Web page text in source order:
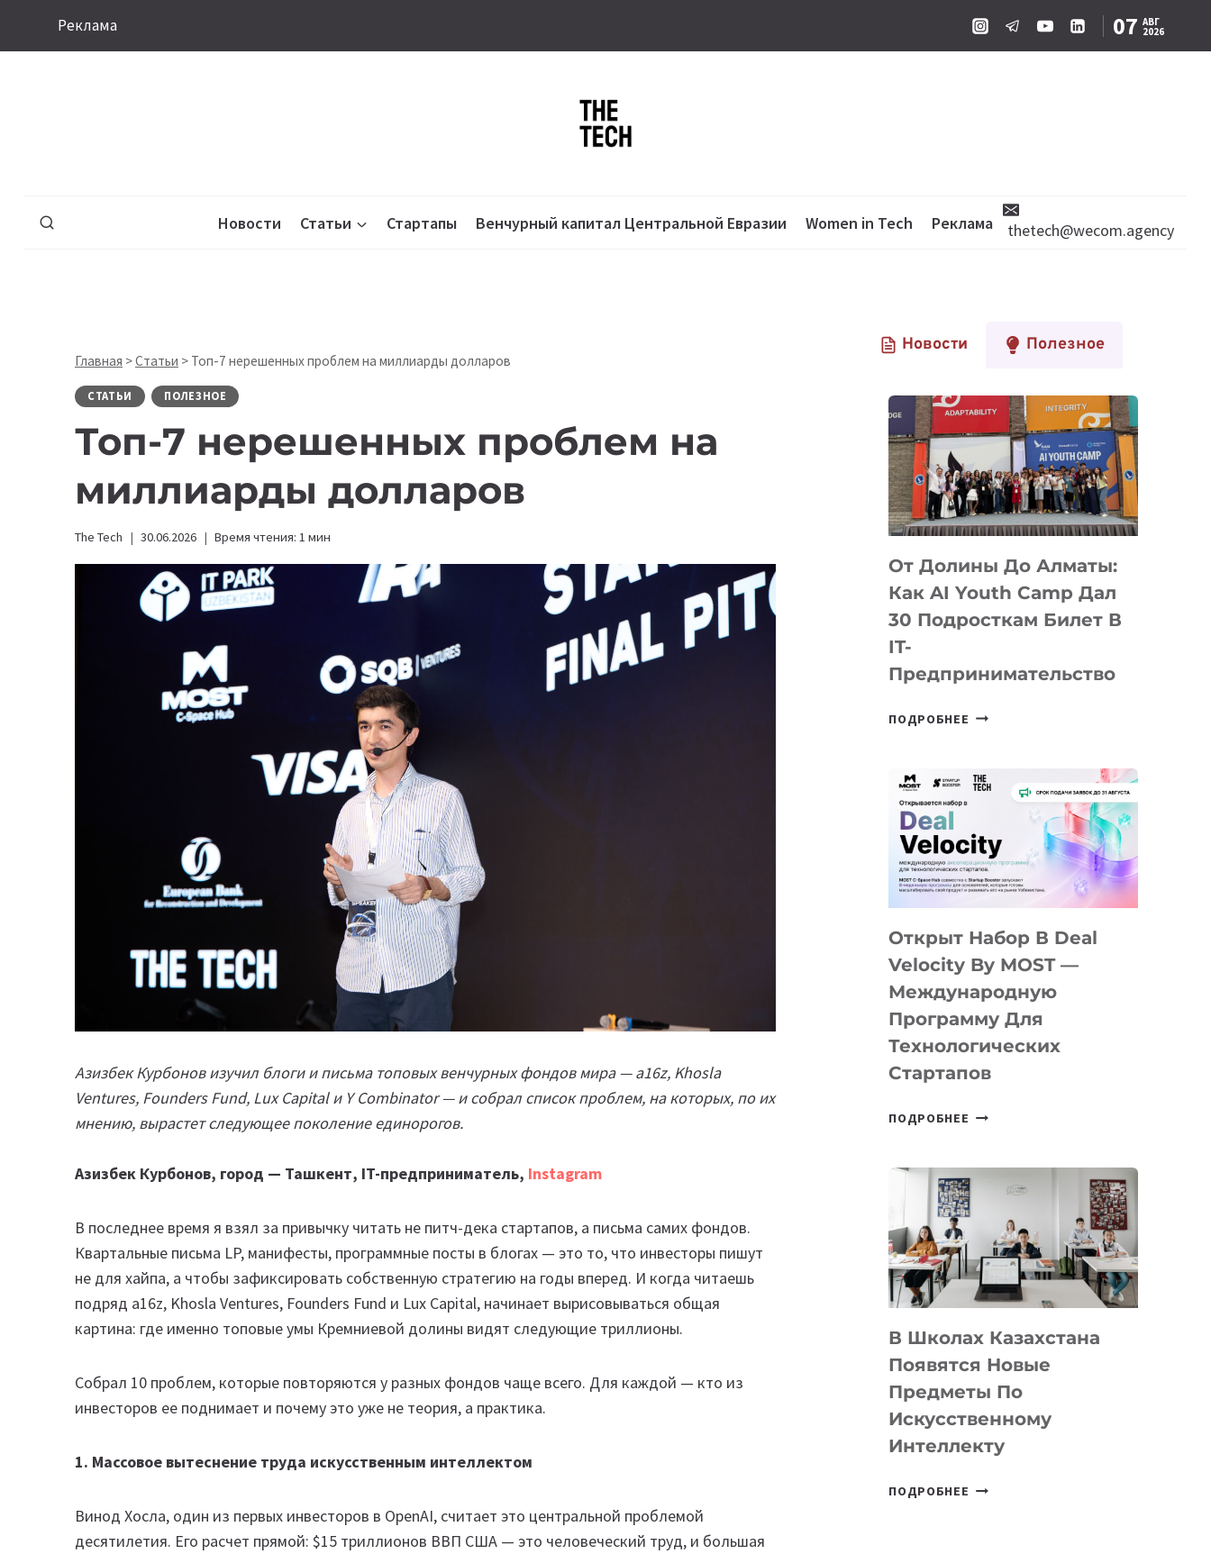
Реклама 07 АВГ
2026
Новости Статьи Стартапы Венчурный капитал Центральной Евразии Women in Tech Реклама thetech@wecom.agency
Главная >Статьи > Топ-7 нерешенных проблем на миллиарды долларов
СТАТЬИ ПОЛЕЗНОЕ
Топ-7 нерешенных проблем на
миллиарды долларов
The Tech 30.06.2026 Время чтения: 1 мин
Азизбек Курбонов изучил блоги и письма топовых венчурных фондов мира — a16z, Khosla
Ventures, Founders Fund, Lux Capital и Y Combinator — и собрал список проблем, на которых, по их
мнению, вырастет следующее поколение единорогов.
Азизбек Курбонов, город — Ташкент, IT-предприниматель, Instagram
В последнее время я взял за привычку читать не питч-дека стартапов, а письма самих фондов.
Квартальные письма LP, манифесты, программные посты в блогах — это то, что инвесторы пишут
не для хайпа, а чтобы зафиксировать собственную стратегию на годы вперед. И когда читаешь
подряд a16z, Khosla Ventures, Founders Fund и Lux Capital, начинает вырисовываться общая
картина: где именно топовые умы Кремниевой долины видят следующие триллионы.
Собрал 10 проблем, которые повторяются у разных фондов чаще всего. Для каждой — кто из
инвесторов ее поднимает и почему это уже не теория, а практика.
1. Массовое вытеснение труда искусственным интеллектом
Винод Хосла, один из первых инвесторов в OpenAI, считает это центральной проблемой
десятилетия. Его расчет прямой: $15 триллионов ВВП США — это человеческий труд, и большая
Новости Полезное
От Долины До Алматы:
Как AI Youth Camp Дал
30 Подросткам Билет В
IT-
Предпринимательство
ПОДРОБНЕЕ ОТ
АЛМАТЫ:
YOUTH
CAMP
ДАЛ
ПОДРОСТКАМ
БИЛЕТ
IT-
ПРЕДПРИНИМАТЕЛЬСТВО
Открыт Набор В Deal
Velocity By MOST —
Международную
Программу Для
Технологических
Стартапов
ПОДРОБНЕЕ ОТКРЫТ
DEAL
VELOCITY
MOST
—
МЕЖДУНАРОДНУЮ
ДЛЯ
ТЕХНОЛОГИЧЕСКИХ
СТАРТАПОВ
В Школах Казахстана
Появятся Новые
Предметы По
Искусственному
Интеллекту
ПОДРОБНЕЕ